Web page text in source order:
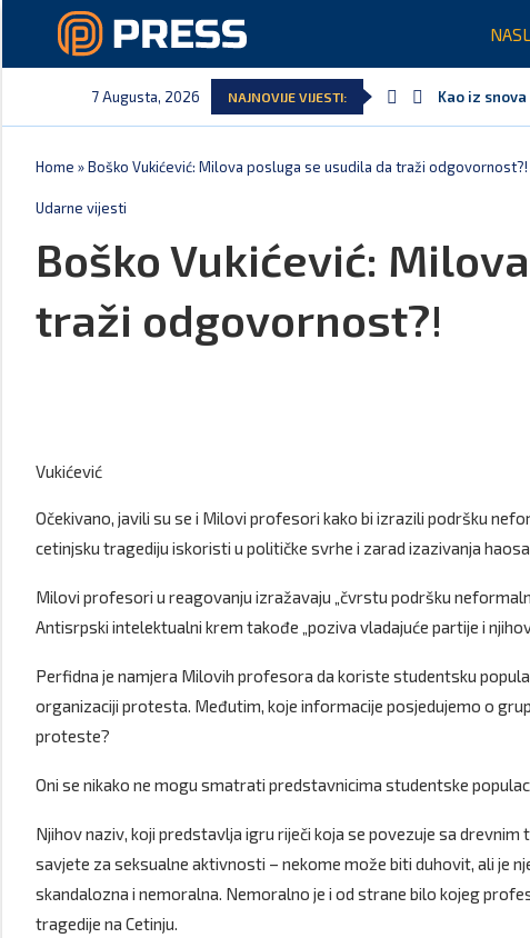
7 Augusta, 2026 NAJNOVIJE VIJESTI: Kao iz
Home »Boško Vukićević: Milova posluga se usudila da traži odgovornost?!
Udarne vijesti
Boško Vukićević:
traži odgovornost?!
Vukićević
Očekivano, javili su se i Milovi profesori kako bi izrazili podršku
cetinjsku tragediju iskoristi u političke svrhe i zarad izazivanja
Milovi profesori u reagovanju izražavaju „čvrstu podršku
Antisrpski intelektualni krem takođe „poziva vladajuće partije i
Perfidna je namjera Milovih profesora da koriste studentsku
organizaciji protesta. Međutim, koje informacije posjedujemo o
proteste?
Oni se nikako ne mogu smatrati predstavnicima studentske
Njihov naziv, koji predstavlja igru riječi koja se povezuje sa
savjete za seksualne aktivnosti – nekome može biti duhovit, ali je
skandalozna i nemoralna. Nemoralno je i od strane bilo kojeg
tragedije na Cetinju.